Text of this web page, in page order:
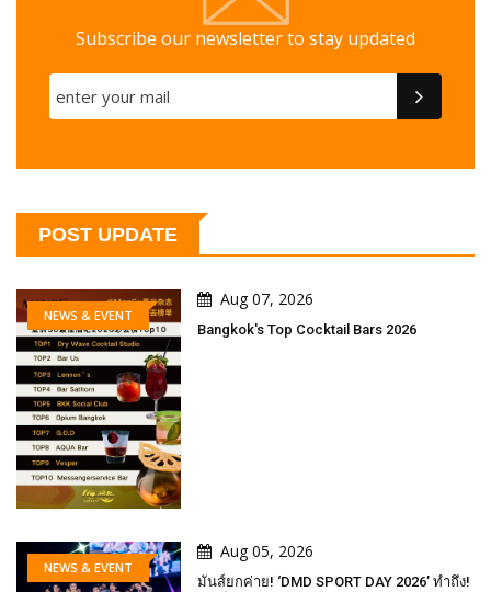
Subscribe our newsletter to stay updated
POST UPDATE
NEWS & EVENT
Aug 07, 2026
Bangkok's Top Cocktail Bars 2026
NEWS & EVENT
Aug 05, 2026
มันส์ยกค่าย! ‘DMD SPORT DAY 2026’ ทำถึง!